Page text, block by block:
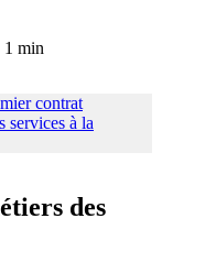
1 min
des